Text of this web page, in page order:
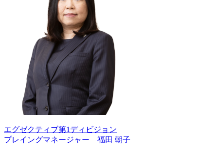
エグゼクティブ第1ディビジョン
プレイングマネージャー 福田 朝子